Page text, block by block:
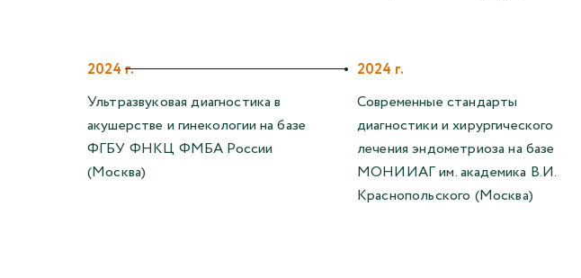
2024 г.
Ультразвуковая диагностика в
акушерстве и гинекологии на базе
ФГБУ ФНКЦ ФМБА России
(Москва)
2024 г.
Современные стандарты
диагностики и хирургического
лечения эндометриоза на базе
МОНИИАГ им. академика В.И.
Краснопольского (Москва)